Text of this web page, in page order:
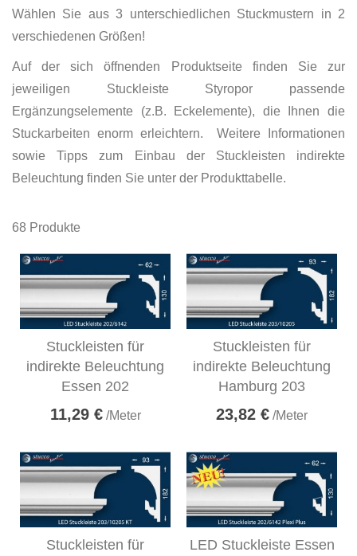
Wählen Sie aus 3 unterschiedlichen Stuckmustern in 2
verschiedenen Größen!
Auf der sich öffnenden Produktseite finden Sie zur
jeweiligen Stuckleiste Styropor passende
Ergänzungselemente (z.B. Eckelemente), die Ihnen die
Stuckarbeiten enorm erleichtern. Weitere Informationen
sowie Tipps zum Einbau der Stuckleisten indirekte
Beleuchtung finden Sie unter der Produkttabelle.
68 Produkte
Stuckleisten für
indirekte Beleuchtung
Essen 202
11,29 €/Meter
Stuckleisten für
indirekte Beleuchtung
Hamburg 203
23,82 € /Meter
Stuckleisten für
LED Stuckleiste Essen